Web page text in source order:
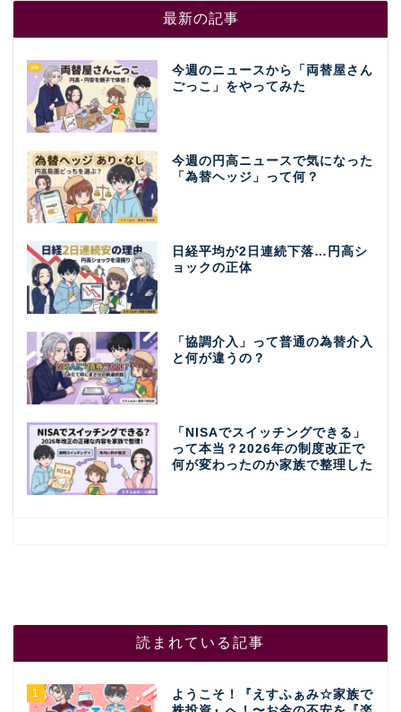
最新の記事
今週のニュースから「両替屋さん
ごっこ」をやってみた
今週の円高ニュースで気になった
「為替ヘッジ」って何？
日経平均が2日連続下落…円高シ
ョックの正体
「協調介入」って普通の為替介入
と何が違うの？
「NISAでスイッチングできる」
って本当？2026年の制度改正で
何が変わったのか家族で整理した
読まれている記事
1
ようこそ！『えすふぁみ☆家族で